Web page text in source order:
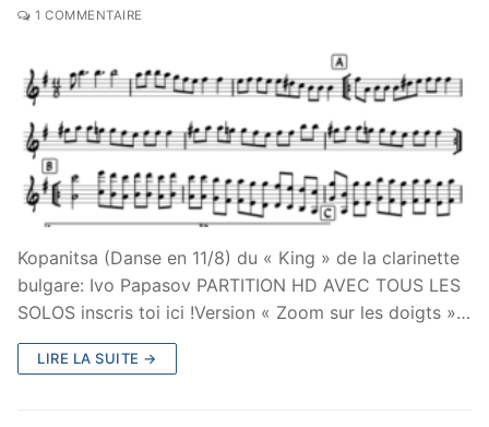
1 COMMENTAIRE
Kopanitsa (Danse en 11/8) du « King » de la clarinette
bulgare: Ivo Papasov PARTITION HD AVEC TOUS LES
SOLOS inscris toi ici !Version « Zoom sur les doigts »…
LIRE LA SUITE →